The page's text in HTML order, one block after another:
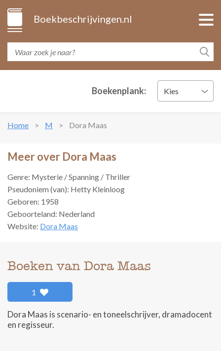
Boekbeschrijvingen.nl
Boekenplank: Kies
Home M Dora Maas
Meer over Dora Maas
Genre: Mysterie / Spanning / Thriller
Pseudoniem (van): Hetty Kleinloog
Geboren: 1958
Geboorteland: Nederland
Website: Dora Maas
Boeken van Dora Maas
1
Dora Maas is scenario- en toneelschrijver, dramadocent
en regisseur.